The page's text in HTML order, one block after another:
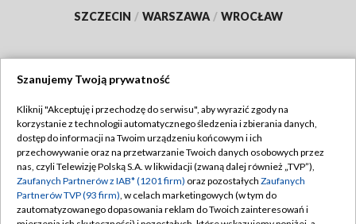
SZCZECIN / WARSZAWA / WROCŁAW
TVP
Abonament TVP
Emisja w TVP
Centrum informacji TVP
Regulamin TVP
Polityka prywatności
Moje zgody
Szanujemy Twoją prywatność
Kliknij "Akceptuję i przechodzę do serwisu", aby wyrazić zgody na
korzystanie z technologii automatycznego śledzenia i zbierania danych,
dostęp do informacji na Twoim urządzeniu końcowym i ich
przechowywanie oraz na przetwarzanie Twoich danych osobowych przez
nas, czyli Telewizję Polską S.A. w likwidacji (zwaną dalej również „TVP”),
Zaufanych Partnerów z IAB* (1201 firm) oraz pozostałych Zaufanych
Partnerów TVP (93 firm), w celach marketingowych (w tym do
zautomatyzowanego dopasowania reklam do Twoich zainteresowań i